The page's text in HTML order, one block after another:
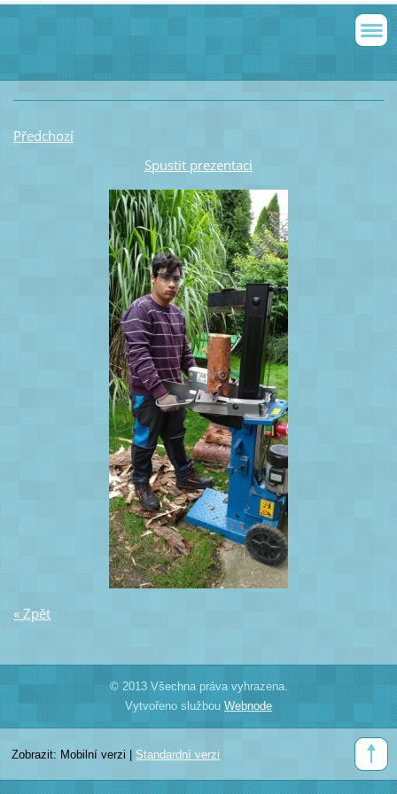
Předchozí
Spustit prezentaci
« Zpět
© 2013 Všechna práva vyhrazena.
Vytvořeno službou Webnode
Zobrazit: Mobilní verzi Standardní verzi